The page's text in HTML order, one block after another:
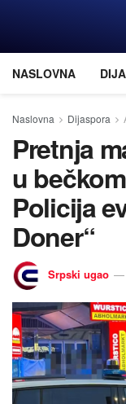
NASLOVNA
Naslovna Dijaspora
Pretnja
u
Policija
Doner“
Srpski ugao